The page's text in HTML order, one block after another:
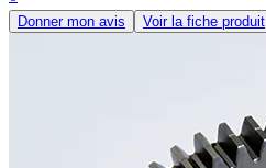
Donner mon avis Voir la fiche produit